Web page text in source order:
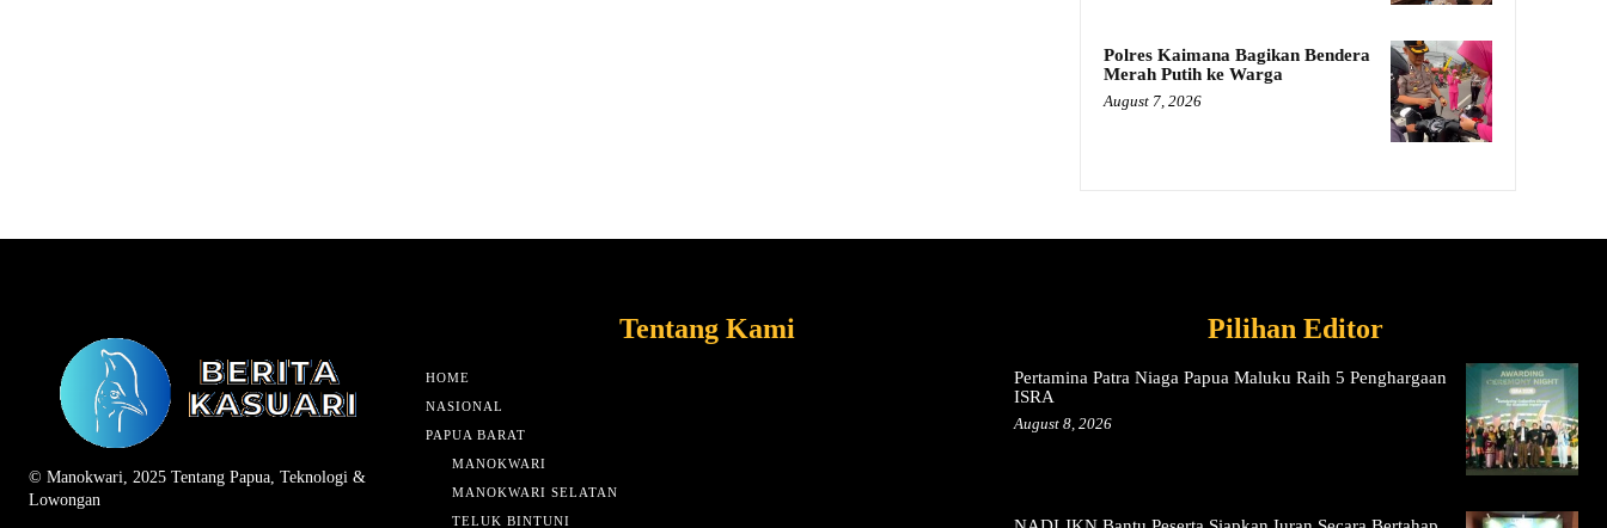
Polres Kaimana Bagikan Bendera
Merah Putih ke Warga
August 7, 2026
© Manokwari, 2025 Tentang Papua, Teknologi &
Lowongan
Tentang Kami
HOME
NASIONAL
PAPUA BARAT
MANOKWARI
MANOKWARI SELATAN
TELUK BINTUNI
Pilihan Editor
Pertamina Patra Niaga Papua Maluku Raih 5 Penghargaan
ISRA
August 8, 2026